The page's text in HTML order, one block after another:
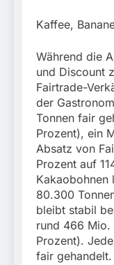
Kaffee,
Während die
und Discount
Fairtrade-
der
Tonnen fair
Prozent), ein
Absatz von
Prozent auf
Kakaobohnen
80.300
bleibt stabil
rund 466 Mio.
Prozent).
fair